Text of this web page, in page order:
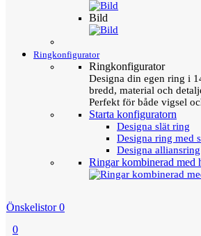
Bild
Ringkonfigurator
Ringkonfigurator
Designa din egen ring i
bredd, material och
Perfekt för både vigsel
Starta konfiguratorn
Designa slät ring
Designa ring med
Designa alliansring
Ringar kombinerad med
Önskelistor 0
0